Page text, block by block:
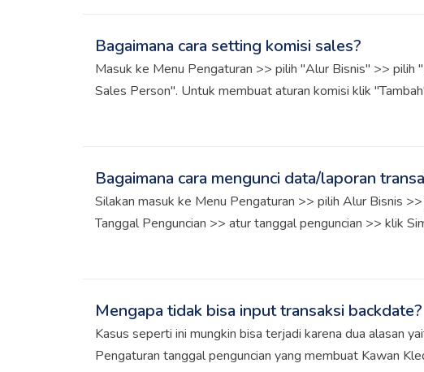
Bagaimana cara setting komisi sales?
Masuk ke Menu Pengaturan >> pilih "Alur Bisnis" >> pilih
Sales Person". Untuk membuat aturan komisi klik
Bagaimana cara mengunci data/laporan
Silakan masuk ke Menu Pengaturan >> pilih Alur Bisnis
Tanggal Penguncian >> atur tanggal penguncian >> klik
Mengapa tidak bisa input transaksi backdate?
Kasus seperti ini mungkin bisa terjadi karena dua alasan
Pengaturan tanggal penguncian yang membuat Kawan